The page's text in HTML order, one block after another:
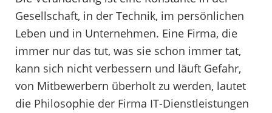
Gesellschaft, in der Technik, im persönlichen
Leben und in Unternehmen. Eine Firma, die
immer nur das tut, was sie schon immer tat,
kann sich nicht verbessern und läuft Gefahr,
von Mitbewerbern überholt zu werden, lautet
die Philosophie der Firma IT-Dienstleistungen